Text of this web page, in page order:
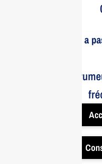
Il n’y a
Le bruit et la